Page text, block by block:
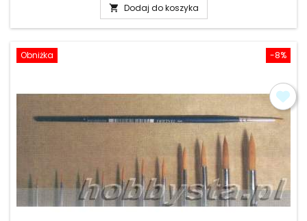
 Dodaj do koszyka
-8%
Obniżka